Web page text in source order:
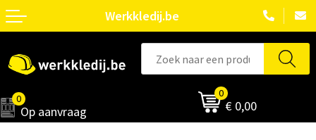
Werkkledij.be
0
Op aanvraag
0
€ 0,00